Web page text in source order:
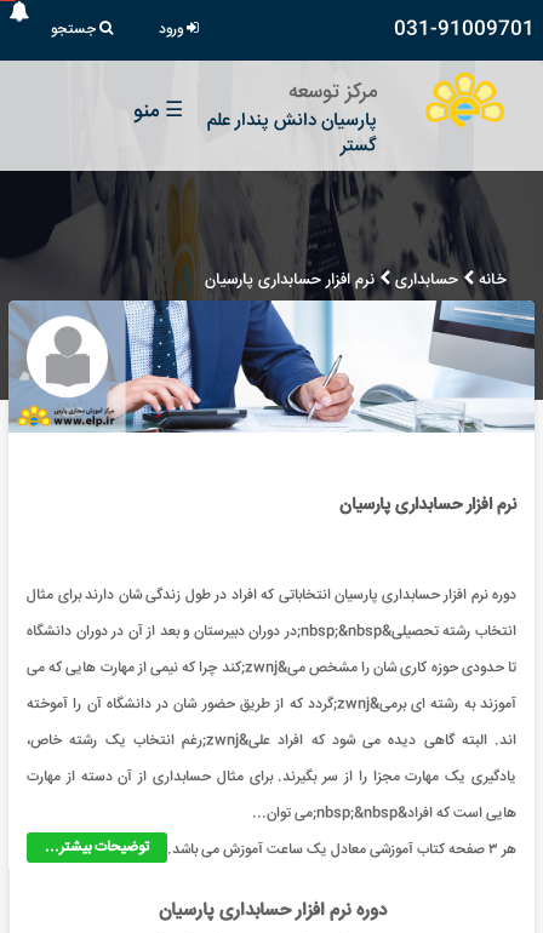
031-91009701 ورود جستجو
مرکز توسعه
پارسیان دانش پندار علم
گستر
☰ منو
خانه حسابداری نرم افزار حسابداری پارسیان
نرم افزار حسابداری پارسیان
دوره نرم افزار حسابداری پارسیان انتخاباتی که افراد در طول زندگی شان دارند برای مثال
انتخاب رشته تحصیلی&nbsp;&nbsp;در دوران دبیرستان و بعد از آن در دوران دانشگاه
تا حدودی حوزه کاری شان را مشخص می&zwnj;کند چرا که نیمی از مهارت هایی که می
آموزند به رشته ای برمی&zwnj;گردد که از طریق حضور شان در دانشگاه آن را آموخته
اند. البته گاهی دیده می شود که افراد علی&zwnj;رغم انتخاب یک رشته خاص،
یادگیری یک مهارت مجزا را از سر بگیرند. برای مثال حسابداری از آن دسته از مهارت
هایی است که افراد&nbsp;&nbsp;می توان...
توضیحات بیشتر...
هر ۳ صفحه کتاب آموزشی معادل یک ساعت آموزش می باشد.
دوره نرم افزار حسابداری پارسیان